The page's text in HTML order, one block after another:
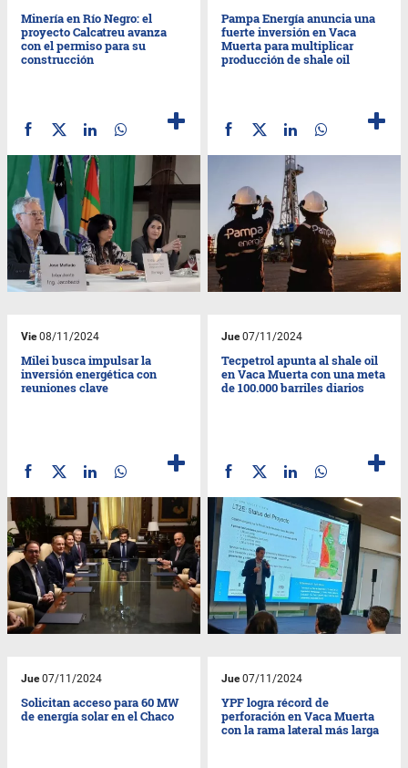
Minería en Río Negro: el
proyecto Calcatreu avanza
con el permiso para su
construcción
Pampa Energía anuncia una
fuerte inversión en Vaca
Muerta para multiplicar
producción de shale oil
Vie08/11/2024
Milei busca impulsar la
inversión energética con
reuniones clave
Jue07/11/2024
Tecpetrol apunta al shale oil
en Vaca Muerta con una meta
de 100.000 barriles diarios
Jue07/11/2024
Solicitan acceso para 60 MW
de energía solar en el Chaco
Jue07/11/2024
YPF logra récord de
perforación en Vaca Muerta
con la rama lateral más larga